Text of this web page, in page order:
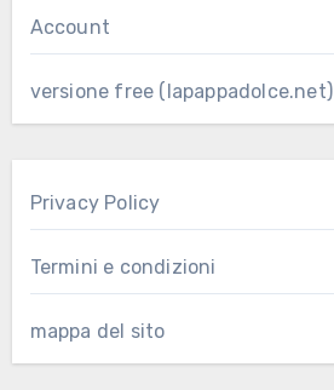
Account
versione free (lapappadolce.net)
Privacy Policy
Termini e condizioni
mappa del sito